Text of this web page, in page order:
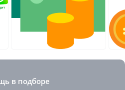
в подборе